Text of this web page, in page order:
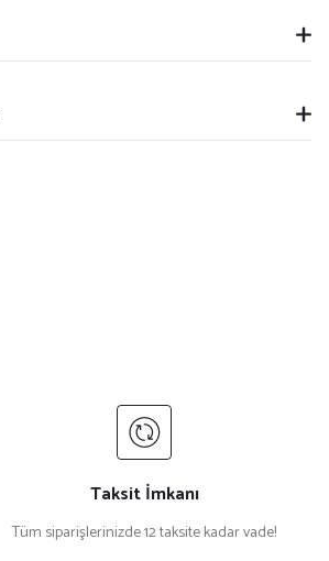
Taksit İmkanı
Tüm siparişlerinizde 12 taksite kadar vade!